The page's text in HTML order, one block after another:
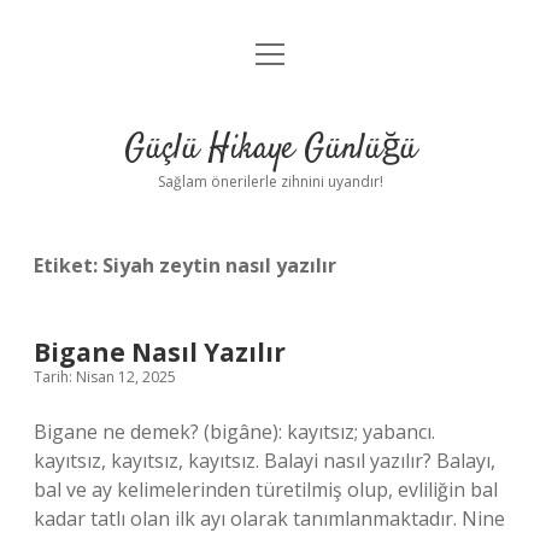
Anasayfa
Yasal Uyarı
menüyü
Güçlü Hikaye Günlüğü
Sağlam önerilerle zihnini uyandır!
Etiket: Siyah zeytin nasıl yazılır
Bigane Nasıl Yazılır
Tarih: Nisan 12, 2025
Bigane ne demek? (bigâne): kayıtsız; yabancı.
kayıtsız, kayıtsız, kayıtsız. Balayi nasıl yazılır? Balayı,
bal ve ay kelimelerinden türetilmiş olup, evliliğin bal
kadar tatlı olan ilk ayı olarak tanımlanmaktadır. Nine